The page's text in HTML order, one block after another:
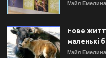
Майя Емелина
Нове
маленькі
Майя Емелина